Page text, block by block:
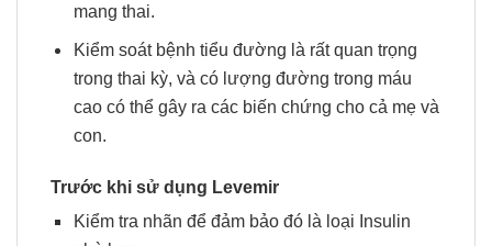
mang thai.
Kiểm soát bệnh tiểu đường là rất quan trọng
trong thai kỳ, và có lượng đường trong máu
cao có thể gây ra các biến chứng cho cả mẹ và
con.
Trước khi sử dụng Levemir
Kiểm tra nhãn để đảm bảo đó là loại Insulin